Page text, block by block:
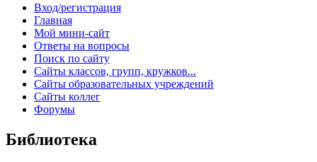
Вход/регистрация
Главная
Мой мини-сайт
Ответы на вопросы
Поиск по сайту
Сайты классов, групп, кружков...
Сайты образовательных учреждений
Сайты коллег
Форумы
Библиотека